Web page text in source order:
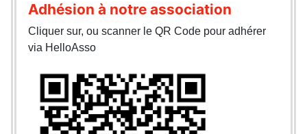
Adhésion à notre association
Cliquer sur, ou scanner le QR Code pour adhérer
via HelloAsso